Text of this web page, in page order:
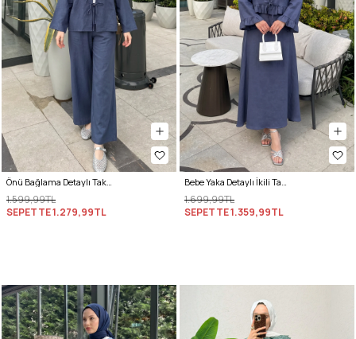
Önü Bağlama Detaylı Takım Y0143 - İNDİGO
1.599,99TL
SEPETTE1.279,99TL
Bebe Yaka Detaylı İkili Takım Y0141 - İNDİGO
1.699,99TL
SEPETTE1.359,99TL